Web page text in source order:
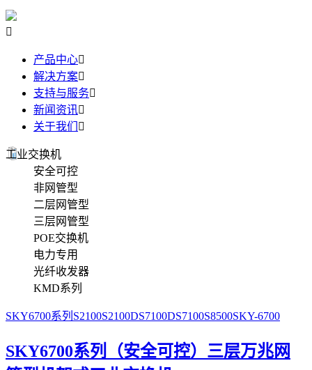

产品中心
解决方案
支持与服务
新闻资讯
关于我们 
工业交换机
安全可控
非网管型
二层网管型
三层网管型
POE交换机
电力专用
光纤收发器
KMD系列
SKY6700系列 S2100S2100DS7100DS7100S8500SKY-6700
SKY6700系列（安全可控）三层万兆网